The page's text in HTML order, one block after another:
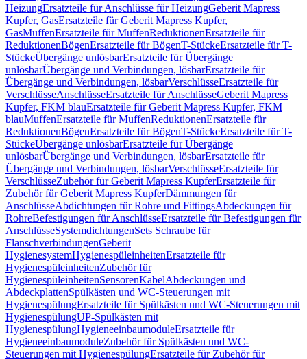
HeizungErsatzteile für Anschlüsse für HeizungGeberit Mapress
Kupfer, GasErsatzteile für Geberit Mapress Kupfer,
GasMuffenErsatzteile für MuffenReduktionenErsatzteile für
ReduktionenBögenErsatzteile für BögenT-StückeErsatzteile für T-
StückeÜbergänge unlösbarErsatzteile für Übergänge
unlösbarÜbergänge und Verbindungen, lösbarErsatzteile für
Übergänge und Verbindungen, lösbarVerschlüsseErsatzteile für
VerschlüsseAnschlüsseErsatzteile für AnschlüsseGeberit Mapress
Kupfer, FKM blauErsatzteile für Geberit Mapress Kupfer, FKM
blauMuffenErsatzteile für MuffenReduktionenErsatzteile für
ReduktionenBögenErsatzteile für BögenT-StückeErsatzteile für T-
StückeÜbergänge unlösbarErsatzteile für Übergänge
unlösbarÜbergänge und Verbindungen, lösbarErsatzteile für
Übergänge und Verbindungen, lösbarVerschlüsseErsatzteile für
VerschlüsseZubehör für Geberit Mapress KupferErsatzteile für
Zubehör für Geberit Mapress KupferDämmungen für
AnschlüsseAbdichtungen für Rohre und FittingsAbdeckungen für
RohreBefestigungen für AnschlüsseErsatzteile für Befestigungen für
AnschlüsseSystemdichtungenSets Schraube für
FlanschverbindungenGeberit
HygienesystemHygienespüleinheitenErsatzteile für
HygienespüleinheitenZubehör für
HygienespüleinheitenSensorenKabelAbdeckungen und
AbdeckplattenSpülkästen und WC-Steuerungen mit
HygienespülungErsatzteile für Spülkästen und WC-Steuerungen mit
HygienespülungUP-Spülkästen mit
HygienespülungHygieneeinbaumoduleErsatzteile für
HygieneeinbaumoduleZubehör für Spülkästen und WC-
Steuerungen mit HygienespülungErsatzteile für Zubehör für